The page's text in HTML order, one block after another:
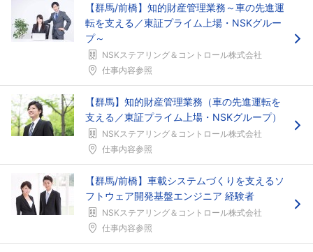
【群馬/前橋】知的財産管理業務～車の先進運
転を支える／東証プライム上場・NSKグルー
プ～
NSKステアリング＆コントロール株式会社
仕事内容参照
【群馬】知的財産管理業務（車の先進運転を
支える／東証プライム上場・NSKグループ）
NSKステアリング＆コントロール株式会社
仕事内容参照
【群馬/前橋】車載システムづくりを支えるソ
フトウェア開発基盤エンジニア 経験者
NSKステアリング＆コントロール株式会社
仕事内容参照